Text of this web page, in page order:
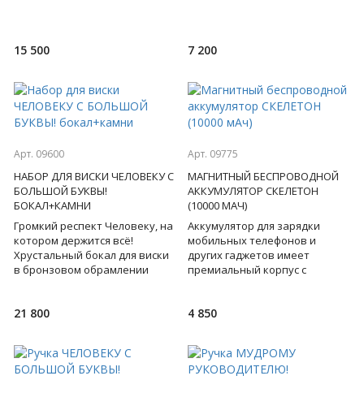
15 500 7 200
Арт. 09600
НАБОР ДЛЯ ВИСКИ ЧЕЛОВЕКУ С
БОЛЬШОЙ БУКВЫ!
БОКАЛ+КАМНИ
Громкий респект Человеку, на
котором держится всё!
Хрустальный бокал для виски
в бронзовом обрамлении
его хоче
21 800
Арт. 09775
МАГНИТНЫЙ БЕСПРОВОДНОЙ
АККУМУЛЯТОР СКЕЛЕТОН
(10000 МАЧ)
Аккумулятор для зарядки
мобильных телефонов и
других гаджетов имеет
премиальный корпус с
стеклом корпуса.
4 850